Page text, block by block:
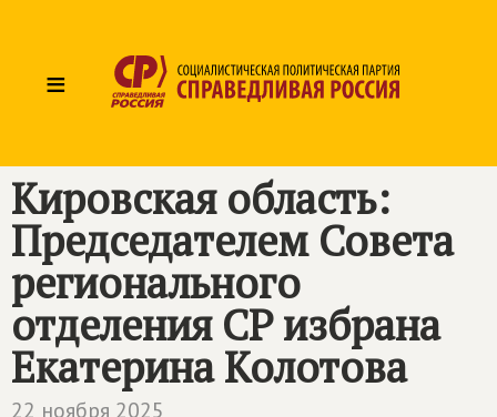
≡
Кировская область:
Председателем Совета
регионального
отделения СР избрана
Екатерина Колотова
22 ноября 2025